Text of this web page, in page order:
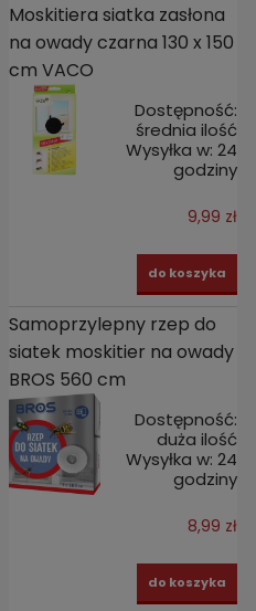
Moskitiera siatka zasłona
na owady czarna 130 x 150
cm VACO
Dostępność:
średnia ilość
Wysyłka w: 24
godziny
9,99 zł
do koszyka
Samoprzylepny rzep do
siatek moskitier na owady
BROS 560 cm
Dostępność:
duża ilość
Wysyłka w: 24
godziny
8,99 zł
do koszyka